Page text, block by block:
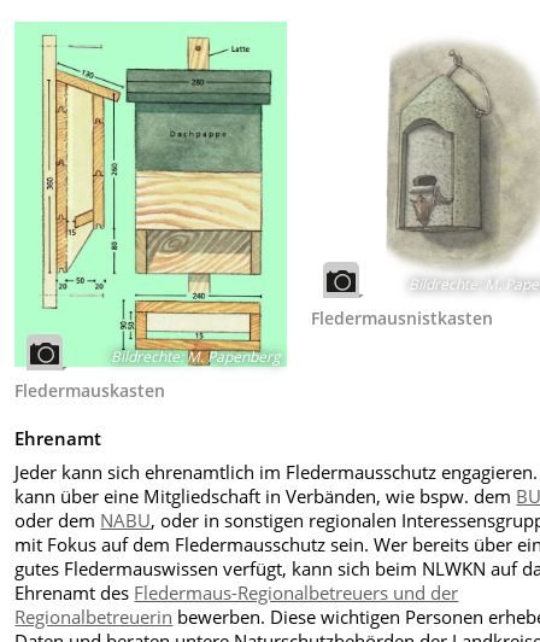
Bildrechte:M. Papenberg
Fledermauskasten
Bildrechte: M.
Fledermausnistkasten
Ehrenamt
Jeder kann sich ehrenamtlich im Fledermausschutz
kann über eine Mitgliedschaft in Verbänden, wie bspw. dem
oder dem NABU, oder in sonstigen regionalen
mit Fokus auf dem Fledermausschutz sein. Wer bereits über
gutes Fledermauswissen verfügt, kann sich beim NLWKN auf
Ehrenamt des Fledermaus-Regionalbetreuers und der
Regionalbetreuerin bewerben. Diese wichtigen Personen